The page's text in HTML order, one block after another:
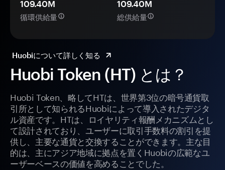
Huobi Token (HT) とは？
Huobi Token、略してHTは、世界第3位の暗号通貨取
引所として知られるHuobiによって導入されたデジタ
ル資産です。HTは、ロイヤリティ報酬メカニズムとし
て設計されており、ユーザーに取引手数料の割引を提
供し、主要な通貨と交換することができます。主な目
的は、主にアジア地域に拠点を置くHuobiの広範なユ
ーザーベースの価値を高めることでした。
109.40M
循環供給量
109.40M
総供給量
Huobiについて詳しく知る